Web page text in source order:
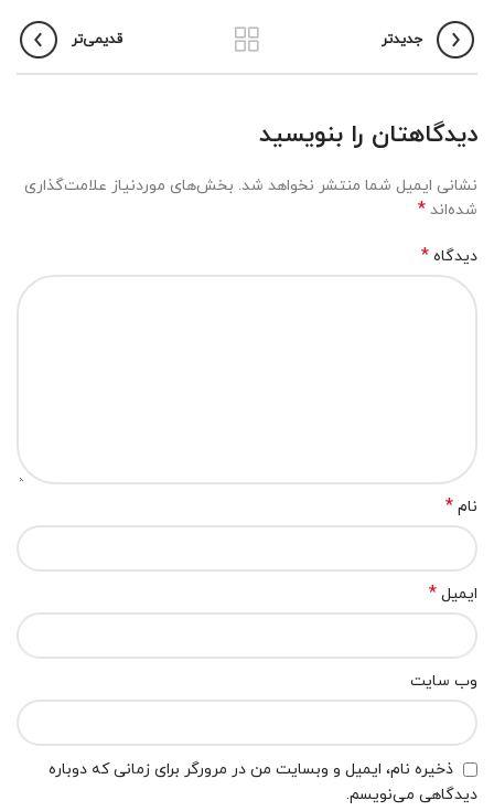
جدیدتر قدیمی‌تر
دیدگاهتان را بنویسید
نشانی ایمیل شما منتشر نخواهد شد. بخش‌های موردنیاز علامت‌گذاری
شده‌اند *
دیدگاه *
نام *
ایمیل *
وب‌ سایت
ذخیره نام، ایمیل و وبسایت من در مرورگر برای زمانی که دوباره
دیدگاهی می‌نویسم.